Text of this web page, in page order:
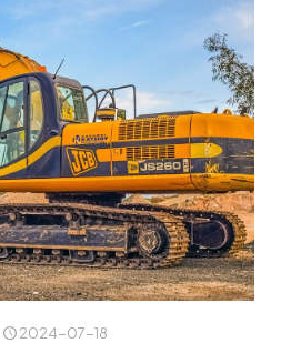
2024-07-18